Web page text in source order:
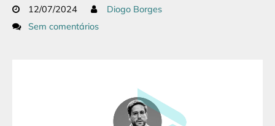
12/07/2024
Diogo Borges
Sem comentários